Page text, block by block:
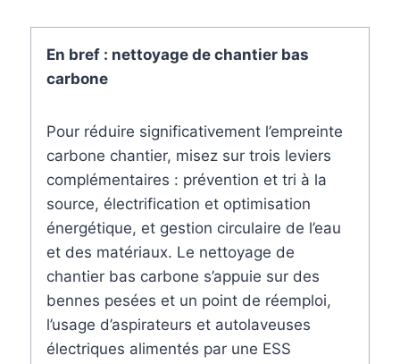
En bref : nettoyage de chantier bas
carbone
Pour réduire significativement l’empreinte
carbone chantier, misez sur trois leviers
complémentaires : prévention et tri à la
source, électrification et optimisation
énergétique, et gestion circulaire de l’eau
et des matériaux. Le nettoyage de
chantier bas carbone s’appuie sur des
bennes pesées et un point de réemploi,
l’usage d’aspirateurs et autolaveuses
électriques alimentés par une ESS